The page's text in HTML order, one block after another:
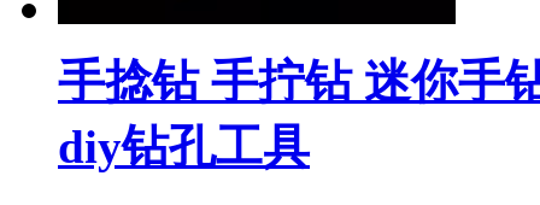
手捻钻 手拧钻 迷你手
diy钻孔工具